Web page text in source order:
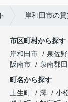
岸和田市の
市区町村から探す
岸和田市
泉佐
阪南市
泉南郡
町名から探す
土生町
澤 小